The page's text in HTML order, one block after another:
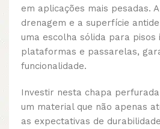
em aplicações mais pesadas.
drenagem e a superfície
uma escolha sólida para pisos
plataformas e passarelas,
funcionalidade.
Investir nesta chapa
um material que não apenas
as expectativas de